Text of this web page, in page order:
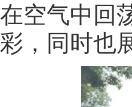
在空气中回
彩，同时也